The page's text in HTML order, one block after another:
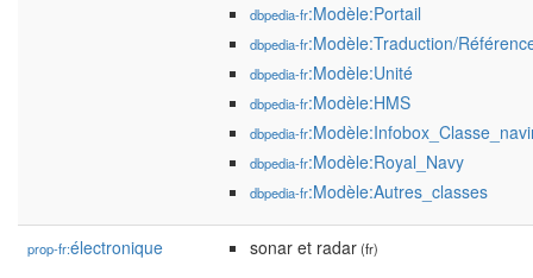
dbpedia-fr:Modèle:Portail
dbpedia-fr:Modèle:Traduction/
dbpedia-fr:Modèle:Unité
dbpedia-fr:Modèle:HMS
dbpedia-fr
dbpedia-fr:Modèle:Royal_Navy
dbpedia-fr:Modèle:Autres_classes
prop-fr:électronique sonar et radar(fr)